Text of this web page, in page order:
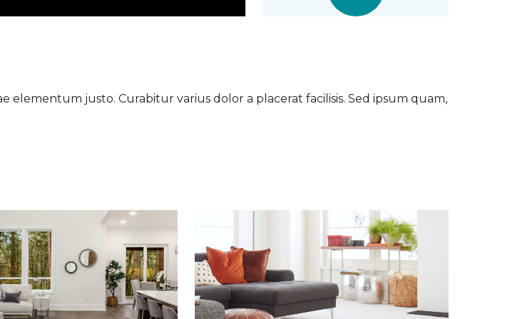
elementum justo. Curabitur varius dolor a placerat facilisis. Sed ipsum quam,